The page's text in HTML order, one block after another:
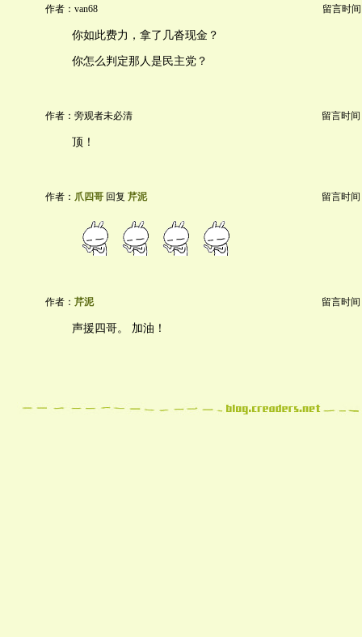
作者：van68 留言时间
你如此费力，拿了几沓现金？
你怎么判定那人是民主党？
作者：旁观者未必清 留言时间
顶！
作者： 爪四哥 回复 芹泥 留言时间
作者： 芹泥 留言时间
声援四哥。 加油！